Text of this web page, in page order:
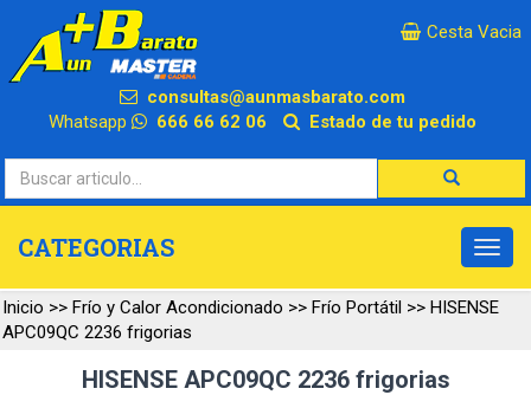
×
Cesta Vacia
consultas@aunmasbarato.com
Whatsapp
666 66 62 06 Estado de tu pedido
CATEGORIAS
Inicio >> Frío y Calor Acondicionado >> Frío Portátil >> HISENSE
APC09QC 2236 frigorias
HISENSE APC09QC 2236 frigorias